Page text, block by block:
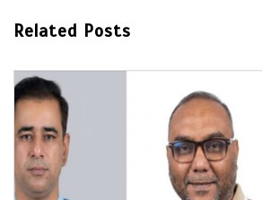
Related Posts